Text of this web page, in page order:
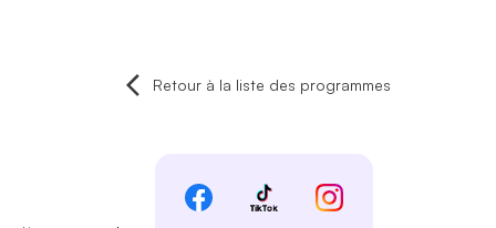
Apprenez à utiliser la plateforme pas à pas.
Retour à la liste des programmes